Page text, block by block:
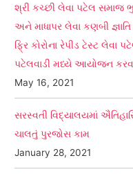
શ્રી કચ્છી લેવા પટેલ સમાજ
અને માધાપર લેવા કણબી
ફ્રિ કોરોના રેપીડ ટેસ્ટ લેવા
પટેલવાડી મધ્યે આયોજન
May 16, 2021
સરસ્વતી વિદ્યાલયમાં
ચાલતું પુરજોસ કામ
January 28, 2021